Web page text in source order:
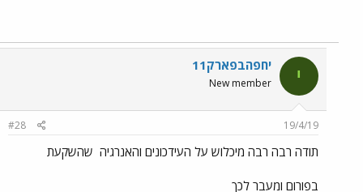
י יחפהבפארק11
New member
19/4/19
#28
תודה רבה רבה מיכלוש על העידכונים והאנרגיה שהשקעת
בפורום ומעבר לכך